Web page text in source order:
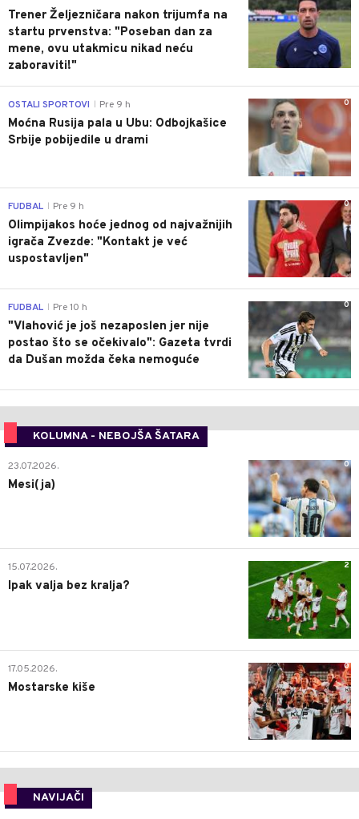
Trener Željezničara nakon trijumfa na
startu prvenstva: "Poseban dan za
mene, ovu utakmicu nikad neću
zaboraviti!"
0
OSTALI SPORTOVI Pre 9 h
Moćna Rusija pala u Ubu: Odbojkašice
Srbije pobijedile u drami
0
FUDBAL Pre 9 h
Olimpijakos hoće jednog od najvažnijih
igrača Zvezde: "Kontakt je već
uspostavljen"
0
FUDBAL Pre 10 h
"Vlahović je još nezaposlen jer nije
postao što se očekivalo": Gazeta tvrdi
da Dušan možda čeka nemoguće
KOLUMNA - NEBOJŠA ŠATARA
0
23.07.2026.
Mesi(ja)
2
15.07.2026.
Ipak valja bez kralja?
0
17.05.2026.
Mostarske kiše
NAVIJAČI